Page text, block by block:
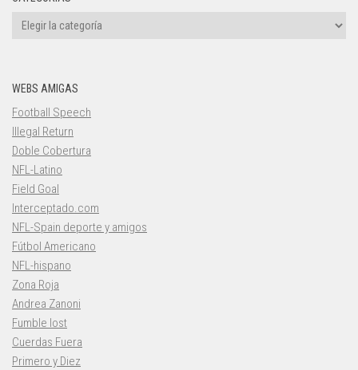
Categorías
WEBS AMIGAS
Football Speech
Illegal Return
Doble Cobertura
NFL-Latino
Field Goal
Interceptado.com
NFL-Spain deporte y amigos
Fútbol Americano
NFL-hispano
Zona Roja
Andrea Zanoni
Fumble lost
Cuerdas Fuera
Primero y Diez